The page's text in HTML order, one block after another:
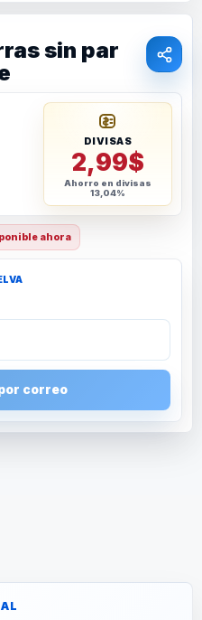
sin par
DIVISAS
2,99$
Ahorro en divisas
13,04%
ahora
correo